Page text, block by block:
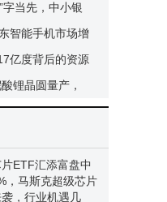
字当先，中小银
智能手机市场增
亿度背后的资源
锂晶圆量产，
ETF汇添富盘中
，马斯克超级芯片
，行业机遇几